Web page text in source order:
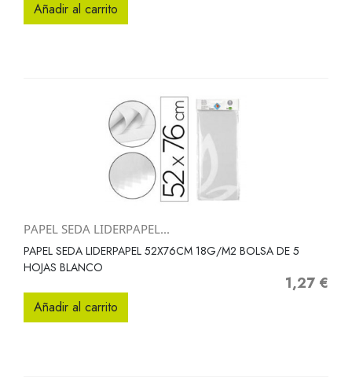
Añadir al carrito
PAPEL SEDA LIDERPAPEL...
PAPEL SEDA LIDERPAPEL 52X76CM 18G/M2 BOLSA DE 5
HOJAS BLANCO
Precio
1,27 €
Añadir al carrito